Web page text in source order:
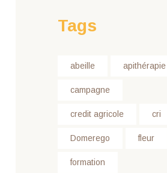
Tags
abeille apithérapie
campagne
credit agricole cri
Domerego fleur
formation